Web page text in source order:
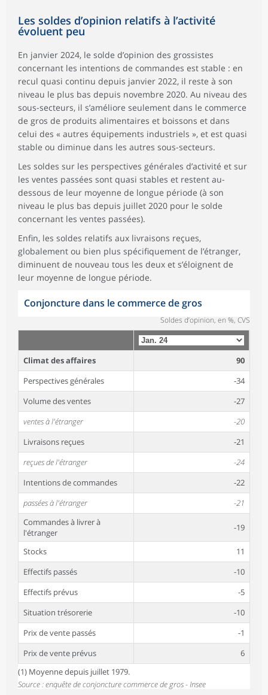
Les soldes d’opinion relatifs à l’activité
évoluent peu
En janvier 2024, le solde d’opinion des grossistes
concernant les intentions de commandes est stable : en
recul quasi continu depuis janvier 2022, il reste à son
niveau le plus bas depuis novembre 2020. Au niveau des
sous-secteurs, il s’améliore seulement dans le commerce
de gros de produits alimentaires et boissons et dans
celui des « autres équipements industriels », et est quasi
stable ou diminue dans les autres sous-secteurs.
Les soldes sur les perspectives générales d’activité et sur
les ventes passées sont quasi stables et restent au-
dessous de leur moyenne de longue période (à son
niveau le plus bas depuis juillet 2020 pour le solde
concernant les ventes passées).
Enfin, les soldes relatifs aux livraisons reçues,
globalement ou bien plus spécifiquement de l’étranger,
diminuent de nouveau tous les deux et s’éloignent de
leur moyenne de longue période.
Conjoncture dans le commerce de gros
Soldes d’opinion, en %, CVS
Climat des affaires
90
Perspectives générales
-34
Volume des ventes
-27
ventes à l'étranger
-20
Livraisons reçues
-21
reçues de l'étranger
-24
Intentions de commandes
-22
passées à l'étranger
-21
Commandes à livrer à
l'étranger
-19
Stocks
11
Effectifs passés
-10
Effectifs prévus
-5
Situation trésorerie
-10
Prix de vente passés
-1
Prix de vente prévus
6
(1) Moyenne depuis juillet 1979.
Source : enquête de conjoncture commerce de gros - Insee